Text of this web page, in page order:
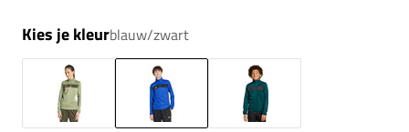
Kies je kleurblauw/zwart